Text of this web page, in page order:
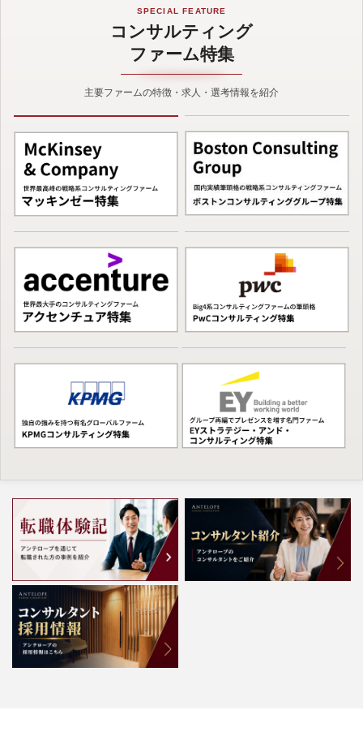
SPECIAL FEATURE
コンサルティング
ファーム特集
主要ファームの特徴・求人・選考情報を紹介